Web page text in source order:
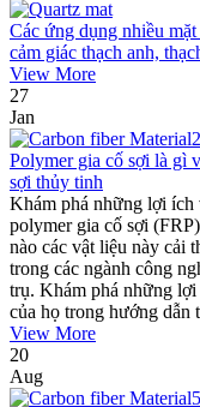
Các ứng dụng nhiều
cảm giác thạch anh,
View More
27
Jan
Polymer gia cố sợi là gì
sợi thủy tinh
Khám phá những lợi ích
polymer gia cố sợi
nào các vật liệu này cải
trong các ngành công
trụ. Khám phá những
của họ trong hướng dẫn
View More
20
Aug